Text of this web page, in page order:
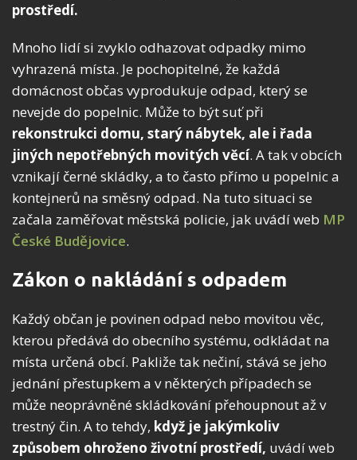
prostředí.
Mnoho lidí si zvyklo odhazovat odpadky mimo
vyhrazená místa. Je pochopitelné, že každá
domácnost občas vyprodukuje odpad, který se
nevejde do popelnic. Může to být suť při
rekonstrukci domu, starý nábytek, ale i řada
jiných nepotřebných movitých věcí. A tak v obcích
vznikají černé skládky, a to často přímo u popelnic a
kontejnerů na směsný odpad. Na tuto situaci se
začala zaměřovat městská policie, jak uvádí web MP
České Budějovice.
Zákon o nakládání s odpadem
Každý občan je povinen odpad nebo movitou věc,
kterou předává do obecního systému, odkládat na
místa určená obcí. Pakliže tak nečiní, stává se jeho
jednání přestupkem a v některých případech se
může neoprávněné skládkování přehoupnout až v
trestný čin. A to tehdy, když je jakýmkoliv
způsobem ohroženo životní prostředí, uvádí web